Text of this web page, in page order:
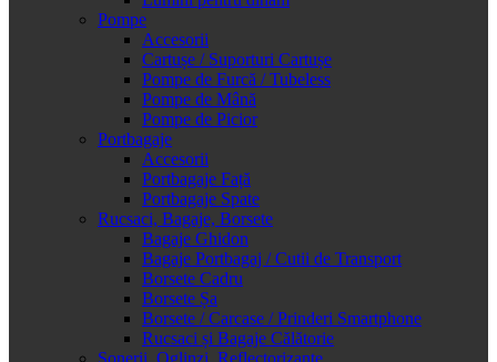
Pompe
Accesorii
Cartușe / Suporturi Cartușe
Pompe de Furcă / Tubeless
Pompe de Mână
Pompe de Picior
Portbagaje
Accesorii
Portbagaje Față
Portbagaje Spate
Rucsaci, Bagaje, Borsete
Bagaje Ghidon
Bagaje Portbagaj / Cutii de Transport
Borsete Cadru
Borsete Șa
Borsete / Carcase / Prinderi Smartphone
Rucsaci și Bagaje Călătorie
Sonerii, Oglinzi, Reflectorizante